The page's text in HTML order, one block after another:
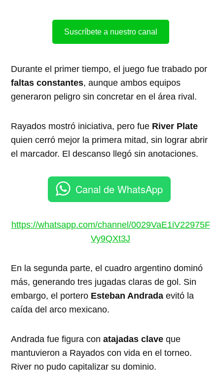
Suscríbete a nuestro canal
Durante el primer tiempo, el juego fue trabado por
faltas constantes, aunque ambos equipos
generaron peligro sin concretar en el área rival.
Rayados mostró iniciativa, pero fue River Plate
quien cerró mejor la primera mitad, sin lograr abrir
el marcador. El descanso llegó sin anotaciones.
Canal de WhatsApp
https://whatsapp.com/channel/0029VaE1iV22975F
Vy9QXt3J
En la segunda parte, el cuadro argentino dominó
más, generando tres jugadas claras de gol. Sin
embargo, el portero Esteban Andrada evitó la
caída del arco mexicano.
Andrada fue figura conatajadas clave que
mantuvieron a Rayados con vida en el torneo.
River no pudo capitalizar su dominio.